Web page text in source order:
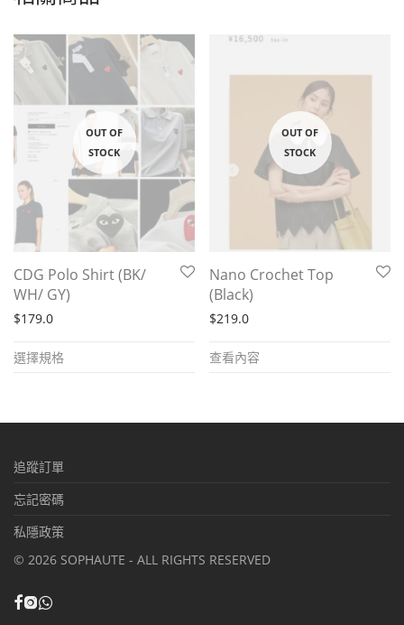
CDG Polo Shirt (BK/
WH/ GY)
$179.0
選擇規格
product
multiple
The
options
chosen
on
Nano Crochet Top
(Black)
$219.0
查看內容
追蹤訂單
忘記密碼
私隱政策
© 2026 SOPHAUTE - ALL RIGHTS RESERVED